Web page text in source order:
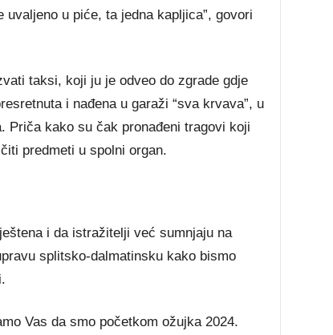
u piće, ta jedna kapljica”, govori
taksi, koji ju je odveo do zgrade gdje
i nađena u garaži “sva krvava”, u
Priča kako su čak pronađeni tragovi koji
predmeti u spolni organ.
i da istražitelji već sumnjaju na
splitsko-dalmatinsku kako bismo
Vas da smo početkom ožujka 2024.